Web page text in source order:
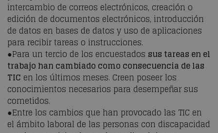
intercambio de correos electrónicos, creación o
edición de documentos electrónicos, introducción
de datos en bases de datos y uso de aplicaciones
para recibir tareas o instrucciones.
●Para un tercio de los encuestados sus tareas en el
trabajo han cambiado como consecuencia de las
TIC en los últimos meses. Creen poseer los
conocimientos necesarios para desempeñar sus
cometidos.
●Entre los cambios que han provocado las TIC en
el ámbito laboral de las personas con discapacidad